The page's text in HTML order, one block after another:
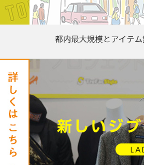
都内最大規模とアイテ